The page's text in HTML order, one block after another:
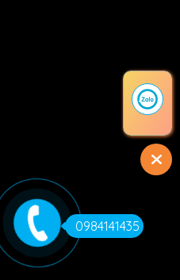
0984141435